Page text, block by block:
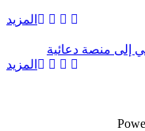
المزيد
إلى منصة دعائية
المزيد